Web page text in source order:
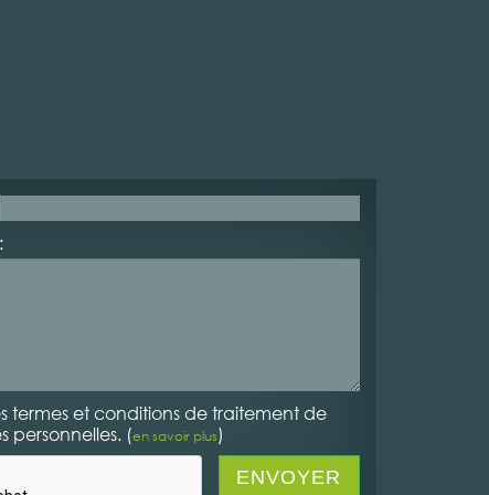
termes et conditions de traitement de
personnelles. (en savoir plus)